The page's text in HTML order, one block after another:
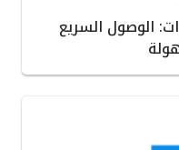
الوصول السريع